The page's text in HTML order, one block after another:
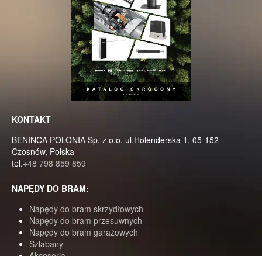
KONTAKT
BENINCA POLONIA Sp. z o.o. ul.Holenderska 1, 05-152
Czosnów, Polska
tel.+48 798 859 859
NAPĘDY DO BRAM:
Napędy do bram skrzydłowych
Napędy do bram przesuwnych
Napędy do bram garażowych
Szlabany